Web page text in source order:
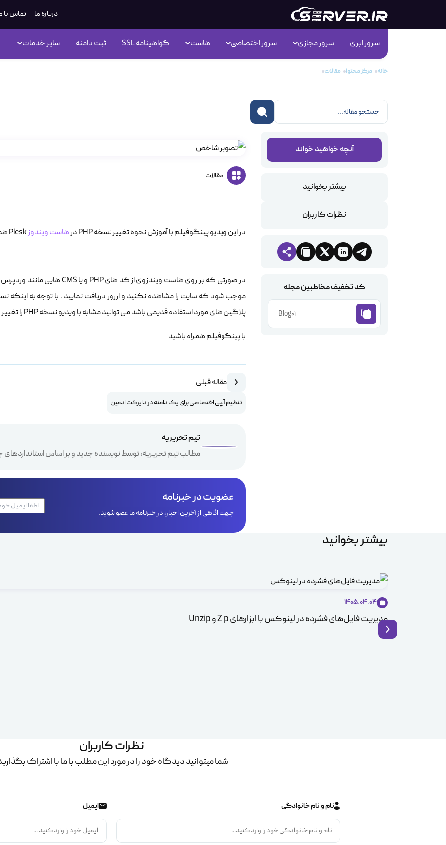
درباره ما تماس با
سرور ابری سرور مجازی سرور اختصاصی هاست گواهینامه SSL ثبت دامنه سایر خدمات
خانه مرکز محتوا مقالات
آنچه خواهید خواند
بیشتر بخوانید
نظرات کاربران
کد تخفیف مخاطبین مجله
Blog01
مقالات
در این ویدیو پینگوفیلم با آموزش نحوه تغییر نسخه PHP در هاست ویندوز
پلاگین های مورد استفاده قدیمی باشد می توانید مشابه با ویدیو نسخه PHP را تغییر داده و از نسخه های 5.6 یا 7.1 استفاده نمایید.
با پینگوفیلم همراه باشید
مقاله قبلی
تنظیم آیپی اختصاصی برای یک دامنه در دایرکت ادمین
تیم تحریریه
مطالب تیم تحریریه، توسط نویسنده جدید و بر اساس
عضویت در خبرنامه
جهت اگاهی از آخرین اخبار، در خبرنامه ما عضو شوید.
بیشتر بخوانید
1405.04.04
مدیریت فایل‌های فشرده در لینوکس با ابزارهای Zip و Unzip
نظرات کاربران
شما میتوانید دیدگاه خود را در مورد این مطلب با ما با اشتراک
نام و نام خانوادگی ایمیل